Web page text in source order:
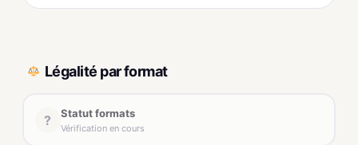
Légalité par format
? Statut formats
Vérification en cours